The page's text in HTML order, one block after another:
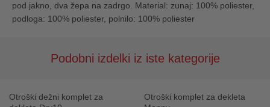
pod jakno, dva žepa na zadrgo. Material: zunaj: 100% poliester,
podloga: 100% poliester, polnilo: 100% poliester
Podobni izdelki iz iste kategorije
Otroški dežni komplet za
Otroški komplet za dekleta